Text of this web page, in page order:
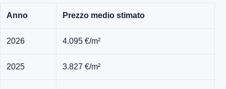
Anno Prezzo medio stimato
2026 4.095 €/m²
2025 3.827 €/m²